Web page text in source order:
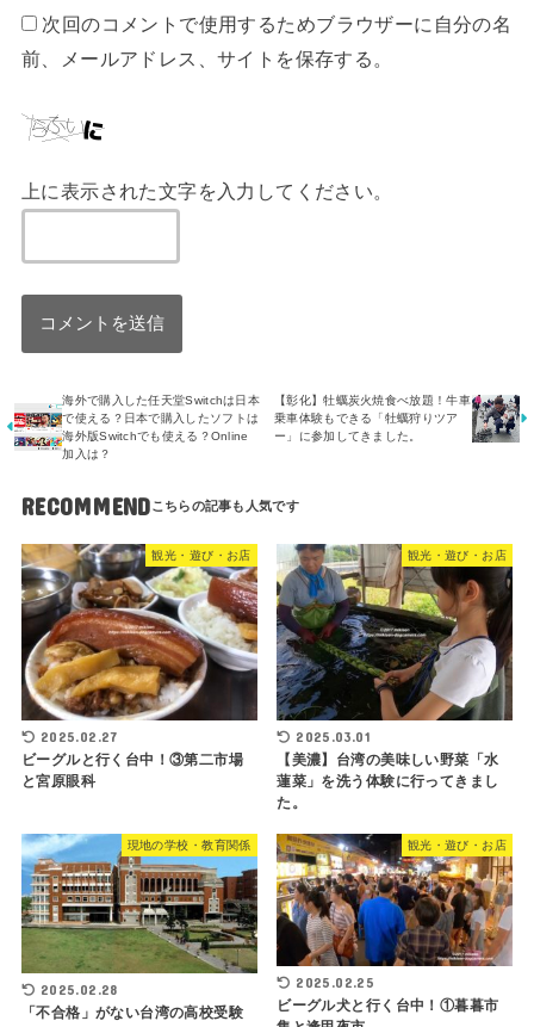
次回のコメントで使用するためブラウザーに自分の名
前、メールアドレス、サイトを保存する。
上に表示された文字を入力してください。
海外で購入した任天堂Switchは日本
で使える？日本で購入したソフトは
海外版Switchでも使える？Online
加入は？
【彰化】牡蠣炭火焼食べ放題！牛車
乗車体験もできる「牡蠣狩りツア
ー」に参加してきました。
RECOMMEND
観光・遊び・お店
2025.02.27
ビーグルと行く台中！③第二市場
と宮原眼科
観光・遊び・お店
2025.03.01
【美濃】台湾の美味しい野菜「水
蓮菜」を洗う体験に行ってきまし
た。
現地の学校・教育関係
2025.02.28
「不合格」がない台湾の高校受験
観光・遊び・お店
2025.02.25
ビーグル犬と行く台中！①暮暮市